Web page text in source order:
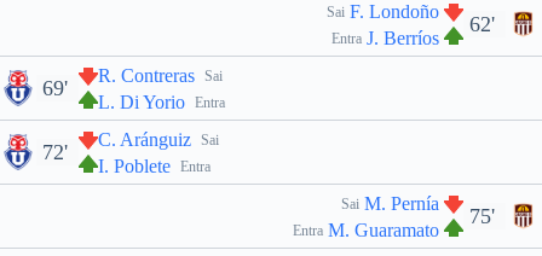
62'
Sai F. Londoño
Entra J. Berríos
Sai
R. Contreras
Entra
L. Di Yorio
69'
Sai
C. Aránguiz
Entra
I. Poblete
72'
75'
Sai M. Pernía
Entra M. Guaramato